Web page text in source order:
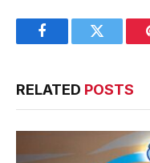
FacebookTwitter
RELATED POSTS